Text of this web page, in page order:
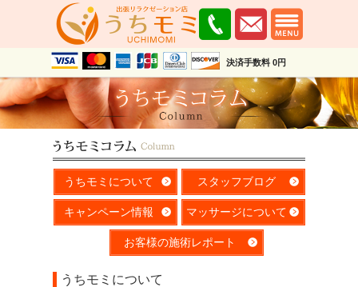
決済手数料 0円
うちモミについて スタッフブログ
キャンペーン情報 マッサージについて
お客様の施術レポート
うちモミについて